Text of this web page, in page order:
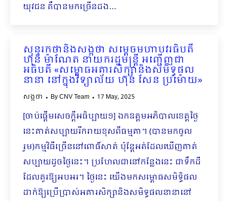
យុវជន គឺបានមកច្រើនដង…
សុន្ទរកថានិងសង្កថា សម្តេចមហាបវរធិបតី
ហ៊ុន ម៉ាណែត នាយករដ្ឋមន្ត្រី អញ្ជើញជា
អធិបតី «សម្ពោធអគារសិក្សានិងសមិទ្ធផល
នានា នៅក្នុងវិទ្យាល័យ ហ៊ុន សែន ប្រម៉ោយ»
សង្កថា ByCNV Team 17 May, 2025
[ចាប់ផ្ដើមសេចក្ដីអធិប្បាយ១] ឯកឧត្តមអភិបាលខេត្តថ្ងៃ
នេះគាត់សប្បាយរីករាយខុសពីធម្មតា។ (បានមកចូល
រួម)កម្មវិធីច្រើននៅពោធិ៍​សាត់ ប៉ុន្តែអត់ដែលឃើញគាត់
សប្បាយដូចថ្ងៃនេះ។ ប្រហែលជានៅកន្លែងនេះ ជាទឹកដី
ដែលគួរឱ្យអបអរ។ ថ្ងៃនេះ យើងមកសម្ពោធសមិទ្ធិផល
ដាក់ឱ្យប្រើប្រាស់អគារសិក្សានិងសមិទ្ធផលនានានៅ